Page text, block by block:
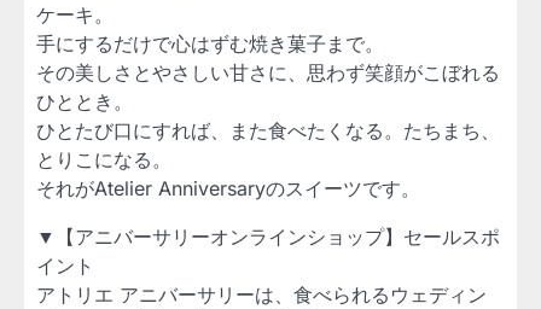
ケーキ。
手にするだけで心はずむ焼き菓子まで。
その美しさとやさしい甘さに、思わず笑顔がこぼれる
ひととき。
ひとたび口にすれば、また食べたくなる。たちまち、
とりこになる。
それがAtelier Anniversaryのスイーツです。
▼【アニバーサリーオンラインショップ】セールスポ
イント
アトリエ アニバーサリーは、食べられるウェディン